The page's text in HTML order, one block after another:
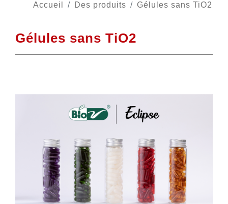
Accueil Des produits Gélules sans TiO2
Gélules sans TiO2